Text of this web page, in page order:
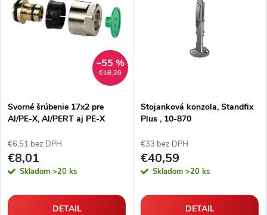
€18,20
–55 %
Svorné šrúbenie 17x2 pre
Al/PE-X, Al/PERT aj PE-X
€6,51 bez DPH
€8,01
Skladom >20 ks
DETAIL
Stojanková konzola, Standfix
Plus , 10-870
€33 bez DPH
€40,59
Skladom >20 ks
DETAIL